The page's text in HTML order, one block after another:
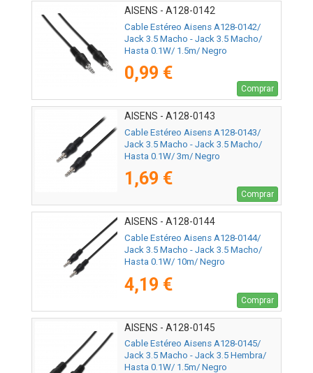
AISENS - A128-0142
Cable Estéreo Aisens A128-0142/
Jack 3.5 Macho - Jack 3.5 Macho/
Hasta 0.1W/ 1.5m/ Negro
0,99 €
Comprar
AISENS - A128-0143
Cable Estéreo Aisens A128-0143/
Jack 3.5 Macho - Jack 3.5 Macho/
Hasta 0.1W/ 3m/ Negro
1,69 €
Comprar
AISENS - A128-0144
Cable Estéreo Aisens A128-0144/
Jack 3.5 Macho - Jack 3.5 Macho/
Hasta 0.1W/ 10m/ Negro
4,19 €
Comprar
AISENS - A128-0145
Cable Estéreo Aisens A128-0145/
Jack 3.5 Macho - Jack 3.5 Hembra/
Hasta 0.1W/ 1.5m/ Negro